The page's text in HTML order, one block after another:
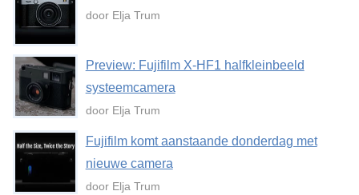
door Elja Trum
Preview: Fujifilm X-HF1 halfkleinbeeld
systeemcamera
door Elja Trum
Fujifilm komt aanstaande donderdag met
nieuwe camera
door Elja Trum